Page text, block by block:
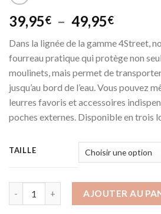
39,95€ – 49,95€Plage
prix :
39,95€
à
49,95€
Dans la lignée de la gamme 4Street,
fourreau pratique qui protège non
moulinets, mais permet de
jusqu’au bord de l’eau. Vous pouvez
leurres favoris et accessoires
poches externes. Disponible en trois
TAILLE
AJOUTER AU